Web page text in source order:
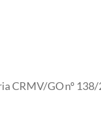
CRMV/GO nº